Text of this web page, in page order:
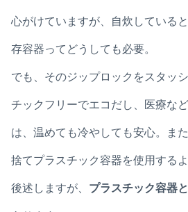
心がけていますが、自炊している
存容器ってどうしても必要。
でも、そのジップロックをスタッ
チックフリーでエコだし、医療な
は、温めても冷やしても安心。ま
捨てプラスチック容器を使用する
後述しますが、 プラスチック容器